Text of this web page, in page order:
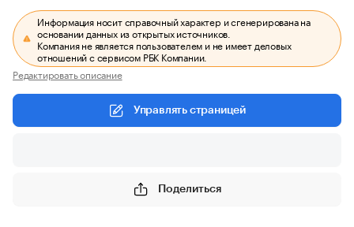
Информация носит справочный характер и сгенерирована на
основании данных из открытых источников.
Компания не является пользователем и не имеет деловых
отношений с сервисом РБК Компании.
Редактировать описание
Управлять страницей
Поделиться